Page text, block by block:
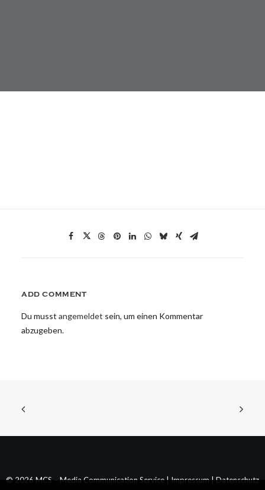
ADD COMMENT
Du musst angemeldet sein, um einen Kommentar
abzugeben.
© 2026 MCS – Media Communication Service | Impressum | Datenschutz